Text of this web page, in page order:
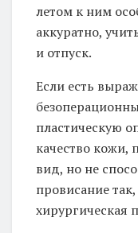
летом к ним
аккуратно,
и отпуск.
Если есть
пластическую
качество кожи,
вид, но не
провисание
хирургическая